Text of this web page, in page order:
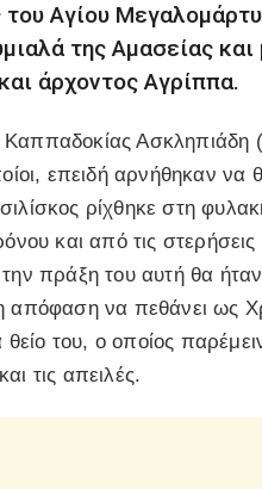
του Αγίου
της Αμασείας
άρχοντος Αγρίππα.
Ασκληπιάδη
επειδή αρνήθηκαν
ρίχθηκε στη
και από τις
πράξη του αυτή θα
απόφαση να πεθάνει ως
του, ο οποίος
τις απειλές.